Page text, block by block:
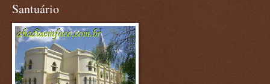
Santuário